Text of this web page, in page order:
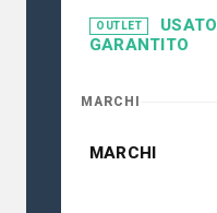
OUTLET
USATO
GARANTITO
MARCHI
MARCHI